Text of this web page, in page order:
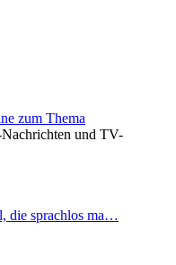
zum Thema
und TV-
die sprachlos ma…